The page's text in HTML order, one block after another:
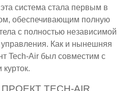
система стала первым в
обеспечивающим полную
с полностью независимой
Как и нынешняя
Tech-Air был совместим с
TECH-AIR